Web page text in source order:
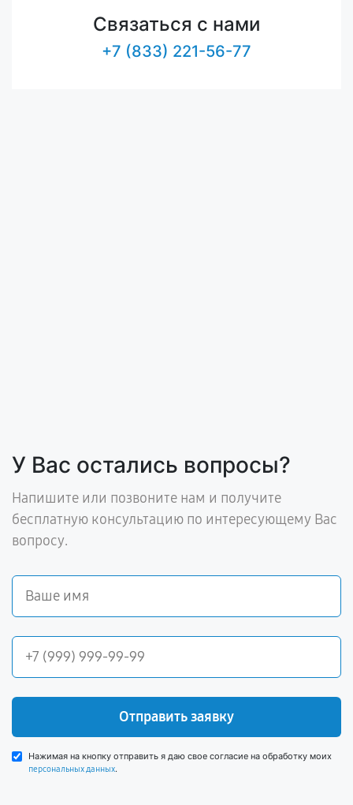
Связаться с нами
+7 (833) 221-56-77
У Вас остались вопросы?
Напишите или позвоните нам и получите
бесплатную консультацию по интересующему Вас
вопросу.
Отправить заявку
Нажимая на кнопку отправить я даю свое согласие на обработку моих
персональных данных.